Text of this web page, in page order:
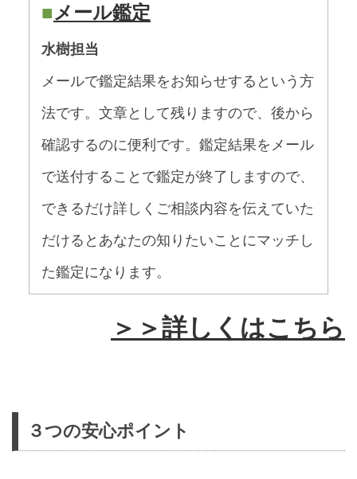
■メール鑑定
水樹担当
メールで鑑定結果をお知らせするという方
法です。文章として残りますので、後から
確認するのに便利です。鑑定結果をメール
で送付することで鑑定が終了しますので、
できるだけ詳しくご相談内容を伝えていた
だけるとあなたの知りたいことにマッチし
た鑑定になります。
＞＞詳しくはこちら
３つの安心ポイント